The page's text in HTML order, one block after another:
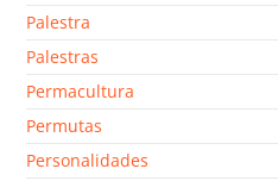
Palestra
Palestras
Permacultura
Permutas
Personalidades